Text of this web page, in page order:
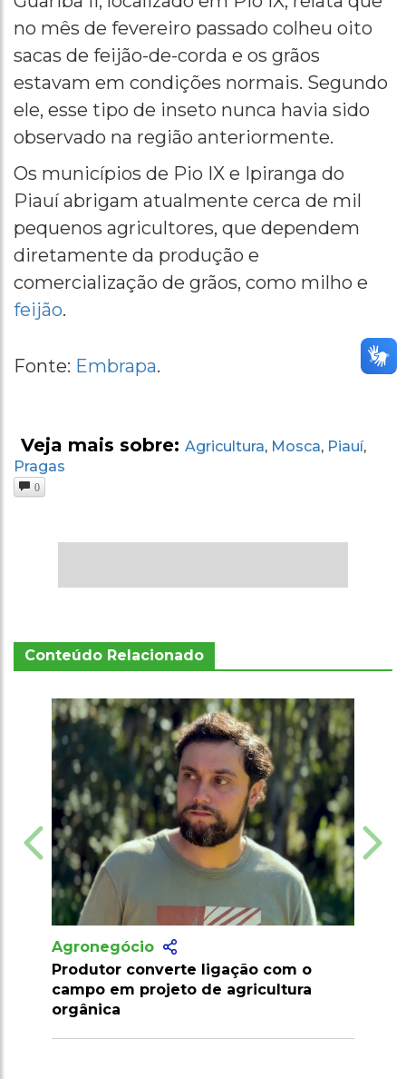
no mês de fevereiro passado colheu oito
sacas de feijão-de-corda e os grãos
estavam em condições normais. Segundo
ele, esse tipo de inseto nunca havia sido
observado na região anteriormente.
Os municípios de Pio IX e Ipiranga do
Piauí abrigam atualmente cerca de mil
pequenos agricultores, que dependem
diretamente da produção e
comercialização de grãos, como milho e
feijão.
Fonte: Embrapa.
Veja mais sobre: Agricultura, Mosca, Piauí,
Pragas
0
Conteúdo Relacionado
com o
agricultura
Agronegócio
Marrocos suspende tarifas de
importação de carnes e ovinos até